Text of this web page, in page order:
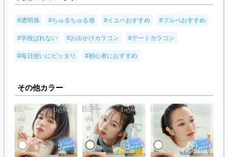
#透明感 #ちゅるちゅる感 #イエベおすすめ #ブルベおすすめ
#学校ばれない #お出かけカラコン #デートカラコン
#毎日使いにピッタリ #初心者におすすめ
その他カラー